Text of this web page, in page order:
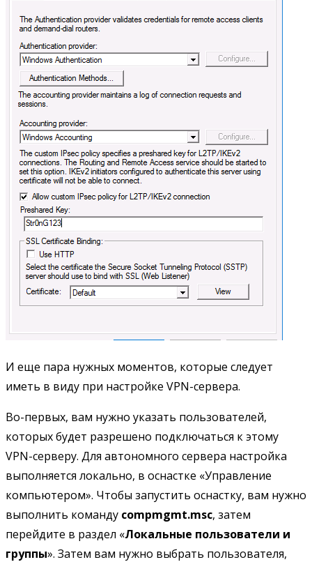
И еще пара нужных моментов, которые следует
иметь в виду при настройке VPN-сервера.
Во-первых, вам нужно указать пользователей,
которых будет разрешено подключаться к этому
VPN-серверу. Для автономного сервера настройка
выполняется локально, в оснастке «Управление
компьютером». Чтобы запустить оснастку, вам нужно
выполнить команду compmgmt.msc, затем
перейдите в раздел «Локальные пользователи и
группы». Затем вам нужно выбрать пользователя,